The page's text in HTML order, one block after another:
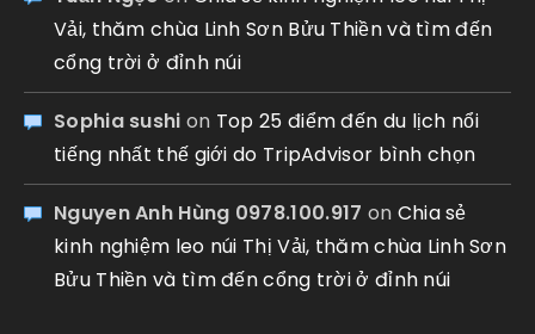
Vải, thăm chùa Linh Sơn Bửu Thiền và tìm đến
cổng trời ở đỉnh núi
Sophia sushi on Top 25 điểm đến du lịch nổi
tiếng nhất thế giới do TripAdvisor bình chọn
Nguyen Anh Hùng 0978.100.917 on Chia sẻ
kinh nghiệm leo núi Thị Vải, thăm chùa Linh Sơn
Bửu Thiền và tìm đến cổng trời ở đỉnh núi